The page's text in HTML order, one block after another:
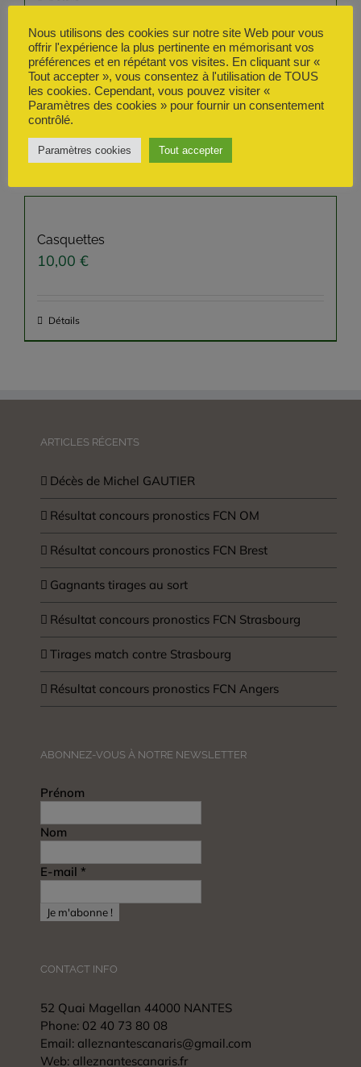
Sac supporter
3,00€
Casquettes
10,00 €
Détails
ARTICLES RÉCENTS
Décès de Michel GAUTIER
Résultat concours pronostics FCN OM
Résultat concours pronostics FCN Brest
Gagnants tirages au sort
Résultat concours pronostics FCN Strasbourg
Tirages match contre Strasbourg
Résultat concours pronostics FCN Angers
ABONNEZ-VOUS À NOTRE NEWSLETTER
Prénom
Nom
E-mail *
CONTACT INFO
52 Quai Magellan 44000 NANTES
Phone: 02 40 73 80 08
Email: alleznantescanaris@gmail.com
Web: alleznantescanaris.fr
Nous utilisons des cookies sur notre site Web pour vous
offrir l'expérience la plus pertinente en mémorisant vos
préférences et en répétant vos visites. En cliquant sur «
Tout accepter », vous consentez à l'utilisation de TOUS
les cookies. Cependant, vous pouvez visiter «
Paramètres des cookies » pour fournir un consentement
contrôlé.
Paramètres cookies Tout accepter